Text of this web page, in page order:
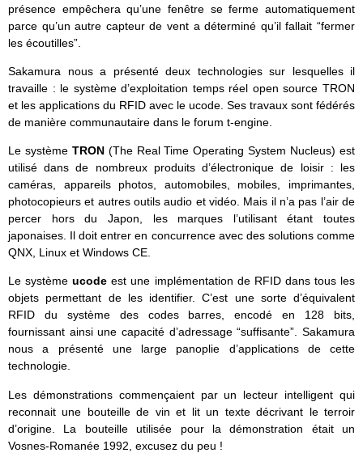
présence empêchera qu’une fenêtre se ferme automatiquement
parce qu’un autre capteur de vent a déterminé qu’il fallait “fermer
les écoutilles”.
Sakamura nous a présenté deux technologies sur lesquelles il
travaille : le système d’exploitation temps réel open source TRON
et les applications du RFID avec le ucode. Ses travaux sont fédérés
de manière communautaire dans le forum t-engine.
Le système TRON (The Real Time Operating System Nucleus) est
utilisé dans de nombreux produits d’électronique de loisir : les
caméras, appareils photos, automobiles, mobiles, imprimantes,
photocopieurs et autres outils audio et vidéo. Mais il n’a pas l’air de
percer hors du Japon, les marques l’utilisant étant toutes
japonaises. Il doit entrer en concurrence avec des solutions comme
QNX, Linux et Windows CE.
Le systèmeucodeest une implémentation de RFID dans tous les
objets permettant de les identifier. C’est une sorte d’équivalent
RFID du système des codes barres, encodé en 128 bits,
fournissant ainsi une capacité d’adressage “suffisante”. Sakamura
nous a présenté une large panoplie d’applications de cette
technologie.
Les démonstrations commençaient par un lecteur intelligent qui
reconnait une bouteille de vin et lit un texte décrivant le terroir
d’origine. La bouteille utilisée pour la démonstration était un
Vosnes-Romanée 1992, excusez du peu !